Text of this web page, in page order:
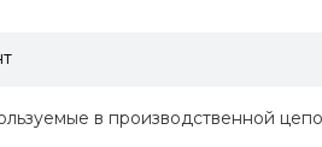
в производственной